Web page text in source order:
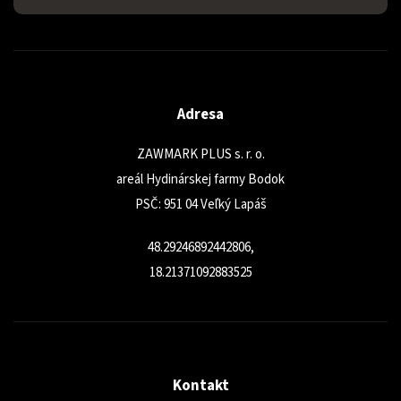
Adresa
ZAWMARK PLUS s. r. o.
areál Hydinárskej farmy Bodok
PSČ: 951 04 Veľký Lapáš
48.29246892442806,
18.21371092883525
Kontakt